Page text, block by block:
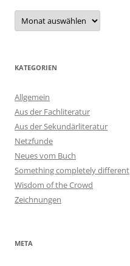
Archiv
KATEGORIEN
Allgemein
Aus der Fachliteratur
Aus der Sekundärliteratur
Netzfunde
Neues vom Buch
Something completely different
Wisdom of the Crowd
Zeichnungen
META